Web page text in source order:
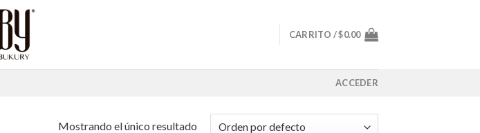
CARRITO /$0.00
ACCEDER
Mostrando el único resultado